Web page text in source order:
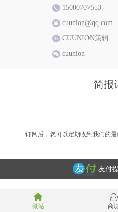
15000707553
cuunion@qq.com
CUUNION策辑
cuunion
简报
订阅后，您可以定期收到我们的
友付
微站 商